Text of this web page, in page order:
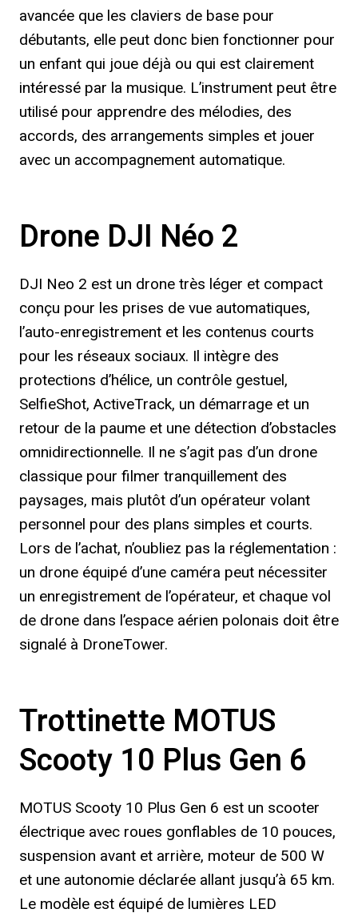
avancée que les claviers de base pour
débutants, elle peut donc bien fonctionner pour
un enfant qui joue déjà ou qui est clairement
intéressé par la musique. L’instrument peut être
utilisé pour apprendre des mélodies, des
accords, des arrangements simples et jouer
avec un accompagnement automatique.
Drone DJI Néo 2
DJI Neo 2 est un drone très léger et compact
conçu pour les prises de vue automatiques,
l’auto-enregistrement et les contenus courts
pour les réseaux sociaux. Il intègre des
protections d’hélice, un contrôle gestuel,
SelfieShot, ActiveTrack, un démarrage et un
retour de la paume et une détection d’obstacles
omnidirectionnelle. Il ne s’agit pas d’un drone
classique pour filmer tranquillement des
paysages, mais plutôt d’un opérateur volant
personnel pour des plans simples et courts.
Lors de l’achat, n’oubliez pas la réglementation :
un drone équipé d’une caméra peut nécessiter
un enregistrement de l’opérateur, et chaque vol
de drone dans l’espace aérien polonais doit être
signalé à DroneTower.
Trottinette MOTUS
Scooty 10 Plus Gen 6
MOTUS Scooty 10 Plus Gen 6 est un scooter
électrique avec roues gonflables de 10 pouces,
suspension avant et arrière, moteur de 500 W
et une autonomie déclarée allant jusqu’à 65 km.
Le modèle est équipé de lumières LED